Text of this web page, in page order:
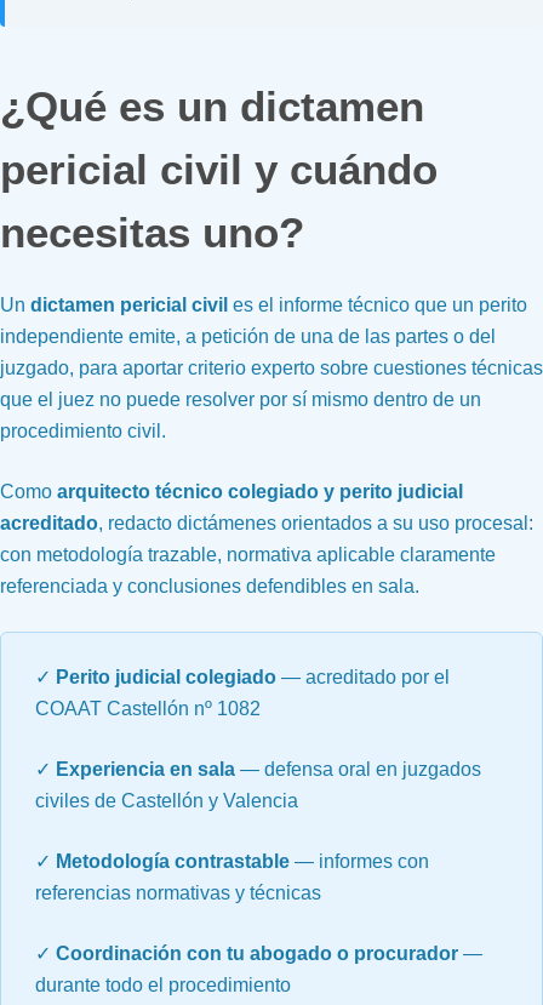
¿Qué es un dictamen
pericial civil y cuándo
necesitas uno?
Un dictamen pericial civil es el informe técnico que un perito
independiente emite, a petición de una de las partes o del
juzgado, para aportar criterio experto sobre cuestiones técnicas
que el juez no puede resolver por sí mismo dentro de un
procedimiento civil.
Como arquitecto técnico colegiado y perito judicial
acreditado, redacto dictámenes orientados a su uso procesal:
con metodología trazable, normativa aplicable claramente
referenciada y conclusiones defendibles en sala.
✓ Perito judicial colegiado — acreditado por el
COAAT Castellón nº 1082
✓ Experiencia en sala — defensa oral en juzgados
civiles de Castellón y Valencia
✓ Metodología contrastable — informes con
referencias normativas y técnicas
✓ Coordinación con tu abogado o procurador —
durante todo el procedimiento